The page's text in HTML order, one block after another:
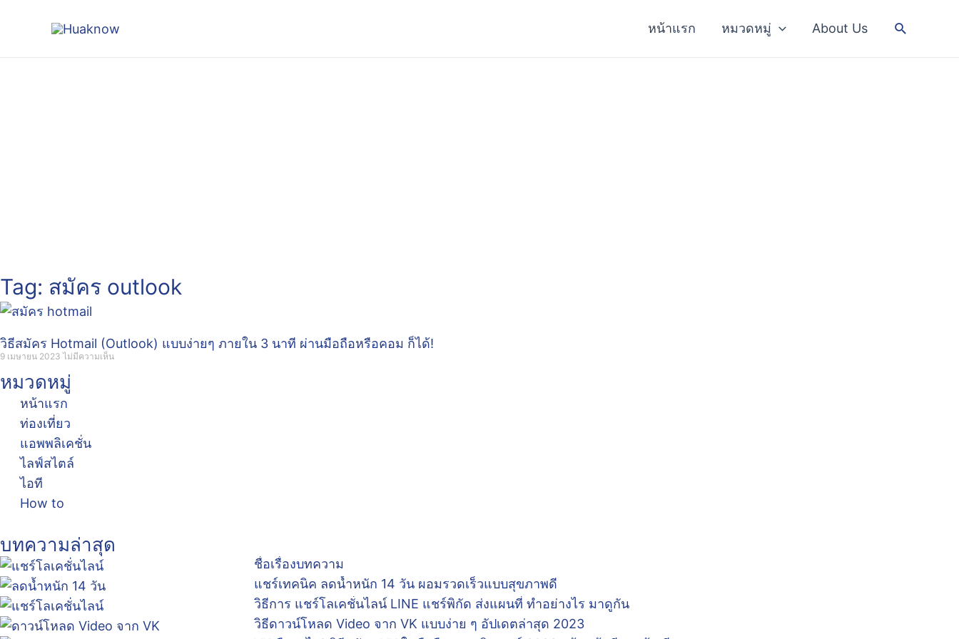
หน้าแรก หมวดหมู่ About Us Search
Tag: สมัคร outlook
วิธีสมัคร Hotmail (Outlook) แบบง่ายๆ ภายใน 3 นาที ผ่านมือถือหรือคอม ก็ได้!
9 เมษายน 2023ไม่มีความเห็น
หมวดหมู่
หน้าแรก
ท่องเที่ยว
แอพพลิเคชั่น
ไลฟ์สไตล์
ไอที
How to
บทความล่าสุด
ชื่อเรื่องบทความ
แชร์เทคนิค ลดน้ำหนัก 14 วัน ผอมรวดเร็วแบบสุขภาพดี
วิธีการ แชร์โลเคชั่นไลน์ LINE แชร์พิกัด ส่งแผนที่ ทำอย่างไร มาดูกัน
วิธีดาวน์โหลด Video จาก VK แบบง่าย ๆ อัปเดตล่าสุด 2023